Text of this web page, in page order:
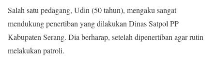
Salah satu pedagang, Udin (50 tahun), mengaku sangat
mendukung penertiban yang dilakukan Dinas Satpol PP
Kabupaten Serang. Dia berharap, setelah dipenertiban agar rutin
melakukan patroli.